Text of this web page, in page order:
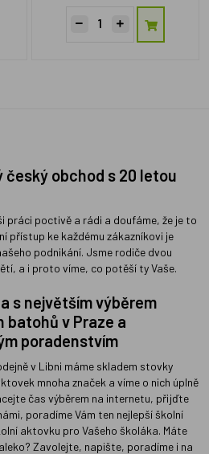
český obchod s 20 letou
práci poctivě a rádi a doufáme, že je to
přístup ke každému zákazníkovi je
podnikání. Jsme rodiče dvou
a i proto víme, co potěší ty Vaše.
s největším výběrem
batohů v Praze a
poradenstvím
v Libni máme skladem stovky
mnoha značek a víme o nich úplně
čas výběrem na internetu, přijďte
poradíme Vám ten nejlepší školní
aktovku pro Vašeho školáka. Máte
Zavolejte, napište, poradíme i na